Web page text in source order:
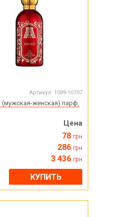
Артикул: 1089-10707
(мужская-женская) парф,
Цена
78 грн
286 грн
3 436 грн
КУПИТЬ